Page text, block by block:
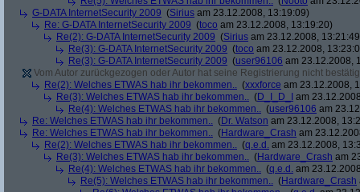
G-DATA InternetSecurity 2009 (Sirius am 23.12.2008, 13:19:09)
Re: G-DATA InternetSecurity 2009 (toco am 23.12.2008, 13:19:20)
Re(2): G-DATA InternetSecurity 2009 (Sirius am 23.12.2008,
Re(3): G-DATA InternetSecurity 2009 (toco am 23.12.2008,
Re(3): G-DATA InternetSecurity 2009 (user96106 am 23.12.2008,
Vom Autor zurückgezogen oder Autor hat seine Registrierung nicht
Re(2): Welches ETWAS hab ihr bekommen.. (xxxforce am 23.12.2008,
Re(3): Welches ETWAS hab ihr bekommen.. (D_I_D_I
am
Re(4): Welches ETWAS hab ihr bekommen.. (user96106 am
Re: Welches ETWAS hab ihr bekommen.. (Dr. Watson am 23.12.2008,
Re: Welches ETWAS hab ihr bekommen.. (Hardware_Crash am
Re(2): Welches ETWAS hab ihr bekommen.. (q.e.d. am 23.12.2008,
Re(3): Welches ETWAS hab ihr bekommen.. (Hardware_Crash am
Re(4): Welches ETWAS hab ihr bekommen.. (q.e.d. am
Re(5): Welches ETWAS hab ihr bekommen.. (Hardware_Crash